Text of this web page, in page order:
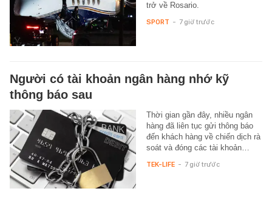
trở về Rosario.
SPORT - 7 giờ trước
Người có tài khoản ngân hàng nhớ kỹ
thông báo sau
Thời gian gần đây, nhiều ngân
hàng đã liên tục gửi thông báo
đến khách hàng về chiến dịch rà
soát và đóng các tài khoản…
TEK-LIFE - 7 giờ trước